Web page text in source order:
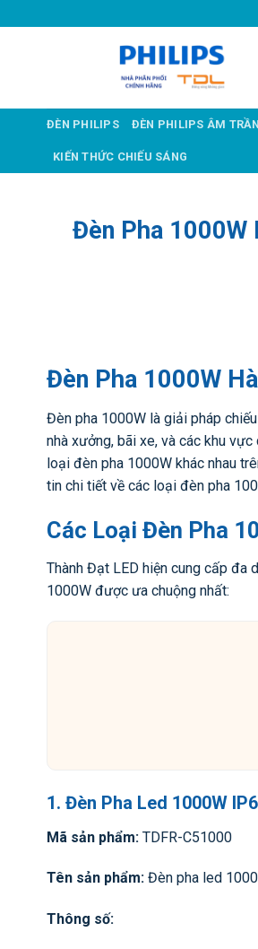
qua
ĐÈN PHILIPS ĐÈN PHILIPS ÂM TRẦN
KIẾN THỨC CHIẾU SÁNG
Đèn Pha 1000W
Đèn Pha 1000W
Đèn pha 1000W là giải pháp
nhà xưởng, bãi xe, và các khu
loại đèn pha 1000W khác nhau
tin chi tiết về các loại đèn pha
Các Loại Đèn Pha
Thành Đạt LED hiện cung cấp đa
1000W được ưa chuộng nhất:
1. Đèn Pha Led 1000W
Mã sản phẩm: TDFR-C51000
Tên sản phẩm: Đèn pha led
Thông số: